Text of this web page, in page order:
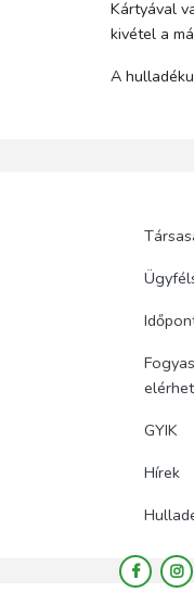
Kártyával
kivétel a
A
GYIK
Hírek